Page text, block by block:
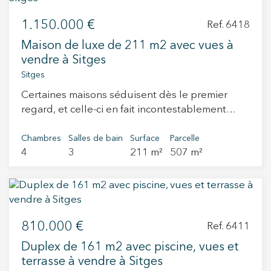
1.150.000 € Ref. 6418
Maison de luxe de 211 m2 avec vues à
vendre à Sitges
Sitges
Certaines maisons séduisent dès le premier
regard, et celle-ci en fait incontestablement
caractère est située dans un quartier résidentiel
paisible de Sitges, où la lumière naturelle, les
véritables atouts. Avec une surface construite
de 211 m², la propriété bénéficie d'une
superbes vues sur la mer, les montagnes ainsi
que de magnifiques couchers de soleil,
notamment depuis le séjour et la suite
Chambres
4
Salles de bain
3
Surface
211 m²
Parcelle
507 m²
810.000 € Ref. 6411
Duplex de 161 m2 avec piscine, vues et
terrasse à vendre à Sitges